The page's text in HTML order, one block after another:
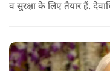
व सुरक्षा के लिए तैयार हैं.
पात, क्षेत्र व प्रांत की
है.